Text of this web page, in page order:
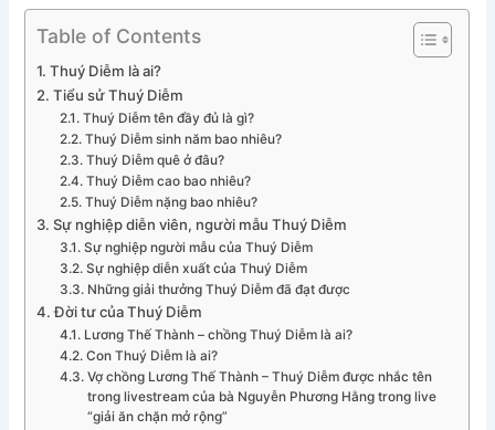
Table of Contents
Thuý Diễm là ai?
Tiểu sử Thuý Diễm
Thuý Diễm tên đầy đủ là gì?
Thuý Diễm sinh năm bao nhiêu?
Thuý Diễm quê ở đâu?
Thuý Diễm cao bao nhiêu?
Thuý Diễm nặng bao nhiêu?
Sự nghiệp diễn viên, người mẫu Thuý Diễm
Sự nghiệp người mẫu của Thuý Diễm
Sự nghiệp diễn xuất của Thuý Diễm
Những giải thưởng Thuý Diễm đã đạt được
Đời tư của Thuý Diễm
Lương Thế Thành – chồng Thuý Diễm là ai?
Con Thuý Diễm là ai?
Vợ chồng Lương Thế Thành – Thuý Diễm được nhắc tên
trong livestream của bà Nguyễn Phương Hằng trong live
“giải ăn chặn mở rộng”